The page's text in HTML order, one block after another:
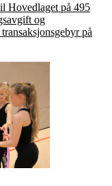
Hovedlaget på 495
og
på